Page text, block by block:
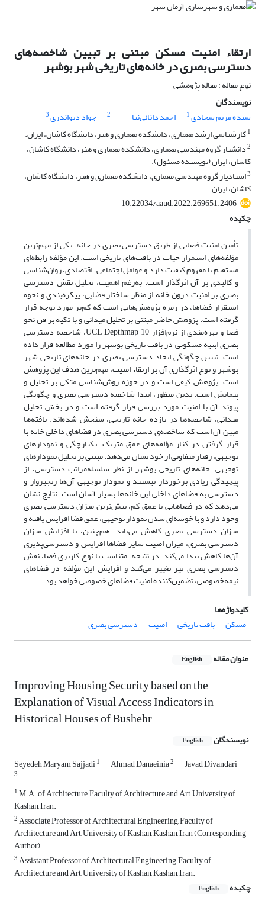
ارتقاء امنیت مسکن مبتنی بر تبیین شاخصه‌های
دسترسی بصری در خانه‌های تاریخی شهر بوشهر
نوع مقاله : مقاله پژوهشی
نویسندگان
سیده مریم سجادی1 احمد دانائی‌نیا 2 جواد دیواندری3
1کارشناسی ارشد معماری، دانشکده معماری و هنر، دانشگاه کاشان، ایران.
2دانشیار گروه مهندسی معماری، دانشکده معماری و هنر، دانشگاه کاشان،
کاشان، ایران (نویسنده مسئول).
3استادیار گروه مهندسی معماری، دانشکده معماری و هنر، دانشگاه کاشان،
کاشان، ایران.
10.22034/aaud.2022.269651.2406
چکیده
تأمین امنیت فضایی از طریق دسترسی بصری در خانه، یکی از مهم‌ترین
مؤلفه‌های استمرار حیات در بافت‌های تاریخی است. این مؤلفه رابطه‌ای‌
مستقیم با مفهوم کیفیت دارد و عوامل اجتماعی، اقتصادی، روان‌شناسی
و کالبدی بر آن اثر‌گذار است. به‌رغم اهمیت، تحلیل نقش دسترسی
بصری بر امنیت درون خانه از منظر ساختار فضایی، پیکره‌بندی و نحوه
استقرار فضا‌ها، در زمره‌ پژوهش‌هایی است که کم‌تر مورد توجه قرار
گرفته است. پژوهش حاضر مبتنی بر تحلیل میدانی و با تکیه ‌بر فن نحو
فضا و بهره‌مندی از نرم‌افزار UCL Depthmap 10، شاخصه‌ دسترسی
بصری ابنیه مسکونی در بافت تاریخی بوشهر را مورد مطالعه قرار داده
است. تبیین چگونگی ایجاد دسترسی بصری در خانه‌های تاریخی شهر
بوشهر و نوع اثرگذاری آن بر ارتقاء امنیت، مهم‌ترین هدف این پژوهش
است. پژوهش کیفی است و در حوزه‌ روش‌شناسی متکی بر تحلیل و
پیمایش است. بدین منظور، ابتدا شاخصه‌ دسترسی بصری و چگونگی
پیوند آن با امنیت مورد بررسی قرار گرفته است و در بخش تحلیل
میدانی، شاخصه‌ها در یازده خانه‌ تاریخی، سنجش شده‌اند. یافته‌ها
مبین آن است که شاخصه‌ی دسترسی بصری در فضا‌های داخلی خانه با
قرار گرفتن در کنار مؤلفه‌های عمق متریک، یکپارچگی و نمودار‌های
توجیهی، رفتار متفاوتی از خود نشان می‌دهد. مبتنی بر تحلیل نمودار‌های
توجیهی، خانه‌های تاریخی بوشهر از نظر سلسله‌مراتب دسترسی، از
پیچیدگی زیادی برخوردار نیستند و نمودار توجیهی آن‌ها زنجیروار و
دسترسی به فضا‌های داخلی این خانه‌ها بسیار آسان‌ است. نتایج نشان
می‌دهد که در فضا‌هایی با عمق کم، بیش‌ترین میزان دسترسی بصری
وجود دارد و با خوشه‌ای شدن نمودار توجیهی، عمق فضا افزایش ‌یافته و
میزان دسترسی بصری کاهش می‌یابد. هم‌چنین، با افزایش میزان
دسترسی بصری، میزان امنیت سایر فضا‌ها افزایش و دسترسی‌پذیری
آن‌ها کاهش پیدا می‌کند. در نتیجه، متناسب با نوع کاربری فضا، نقش
دسترسی بصری نیز تغییر می‌کند و افزایش این مؤلفه در فضا‌های
نیمه‌خصوصی، تضمین‌کننده امنیت فضا‌های خصوصی خواهد بود.
کلیدواژه‌ها
مسکن
بافت تاریخی امنیت دسترسی بصری
عنوان مقاله English
Improving Housing Security based on the
Explanation of Visual Access Indicators in
Historical Houses of Bushehr
نویسندگان English
Seyedeh Maryam Sajjadi1 Ahmad Danaeinia2 Javad Divandari
3
1M.A. of Architecture, Faculty of Architecture and Art, University of
Kashan, Iran.
2Associate Professor of Architectural Engineering, Faculty of
Architecture and Art, University of Kashan, Kashan, Iran (Corresponding
Author).
3Assistant Professor of Architectural Engineering, Faculty of
Architecture and Art, University of Kashan, Kashan, Iran.
چکیده
English